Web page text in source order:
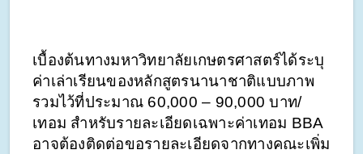
เบื้องต้นทางมหาวิทยาลัยเกษตรศาสตร์ได้ระบุ
ค่าเล่าเรียนของหลักสูตรนานาชาติแบบภาพ
รวมไว้ที่ประมาณ 60,000 – 90,000 บาท/
เทอม สำหรับรายละเอียดเฉพาะค่าเทอม BBA
อาจต้องติดต่อขอรายละเอียดจากทางคณะเพิ่ม